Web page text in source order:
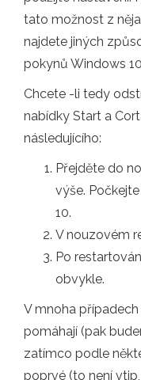
tato možnost z
najdete jiných
pokynů Windows
Chcete -li tedy
nabídky Start a
následujícího:
Přejděte do
výše.
10.
V nouzovém
Po
obvykle.
V mnoha
pomáhají (pak
zatímco podle
poprvé (to není